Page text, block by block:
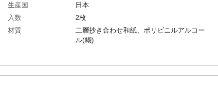
生産国
日本
入数
2枚
材質
二層抄き合わせ和紙、ポリビニルアルコー
ル(糊)